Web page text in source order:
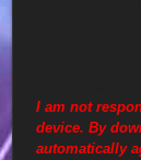
I am not
device. By
automatically